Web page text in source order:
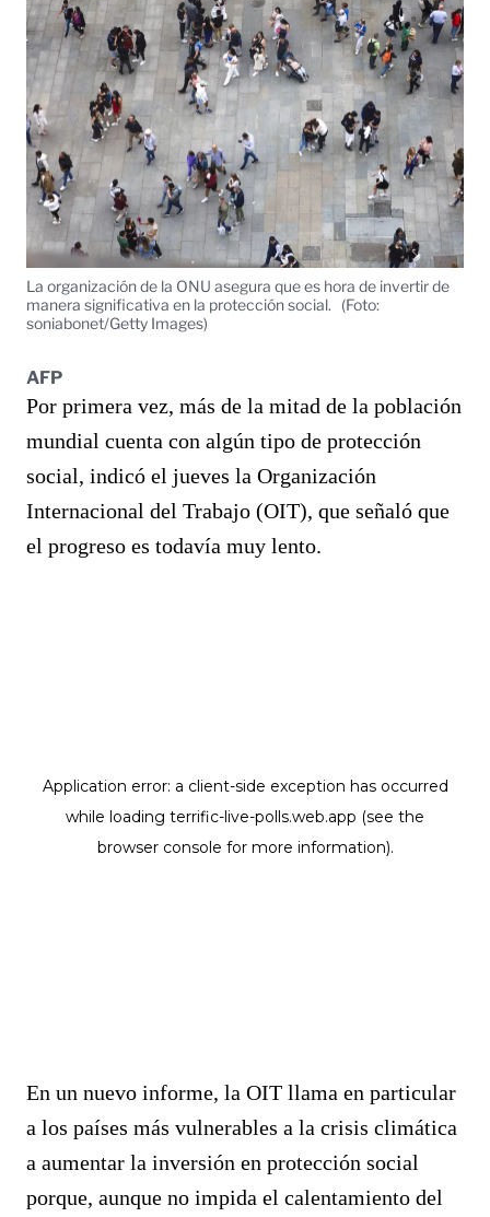
La organización de la ONU asegura que es hora de invertir de
manera significativa en la protección social.
(Foto:
soniabonet/Getty Images)
AFP
Por primera vez, más de la mitad de la población
mundial cuenta con algún tipo de protección
social, indicó el jueves la Organización
Internacional del Trabajo (OIT), que señaló que
el progreso es todavía muy lento.
En un nuevo informe, la OIT llama en particular
a los países más vulnerables a la crisis climática
a aumentar la inversión en protección social
porque, aunque no impida el calentamiento del